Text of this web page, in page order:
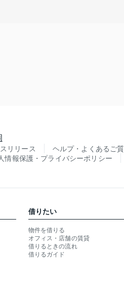
リリース ヘルプ・よくあるご
情報保護・プライバシーポリシー
借りたい
物件を借りる
オフィス・店舗の賃貸
借りるときの流れ
借りるガイド